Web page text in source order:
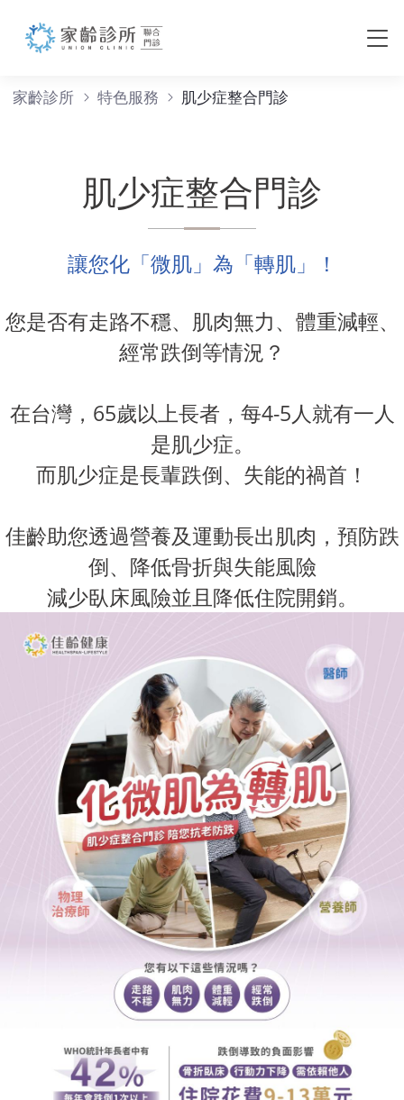
肌少症整合門診
家齡診所 特色服務 肌少症整合門診
肌少症整合門診
讓您化「微肌」為「轉肌」！
您是否有走路不穩、肌肉無力、體重減輕、
經常跌倒等情況？
在台灣，65歲以上長者，每4-5人就有一人
是肌少症。
而肌少症是長輩跌倒、失能的禍首！
佳齡助您透過營養及運動長出肌肉，預防跌
倒、降低骨折與失能風險
減少臥床風險並且降低住院開銷。